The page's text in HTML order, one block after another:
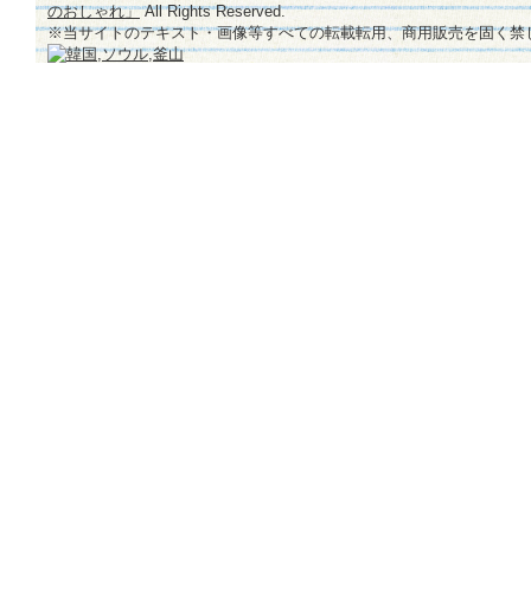
のおしゃれ」All Rights Reserved.
※当サイトのテキスト・画像等すべての転載転用、商用販売を固く禁